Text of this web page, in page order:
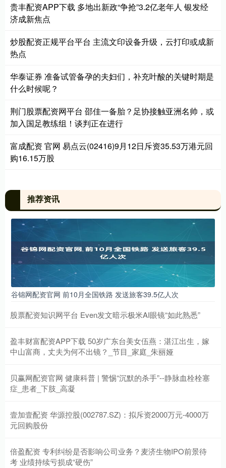
贵丰配资APP下载 多地出新政“争抢”3.2亿老年人 银发经
济成新焦点
炒股配资正规平台平台 主流文印设备升级，云打印或成新
热点
华泰证券 准备试管备孕的夫妇们，补充叶酸的关键时期是
什么时候呢？
荆门股票配资网平台 邵佳一备胎？足协接触亚洲名帅，或
加入国足教练组！谈判正在进行
富成配资 官网 易点云(02416)9月12日斥资35.53万港元回
购16.15万股
推荐资讯
谷锦网配资官网 前10月全国铁路 发送旅客39.5亿人次
股票配资知识网平台 Even发文暗示极米AI眼镜“如此熟悉”
盈丰财富配资APP下载 50岁广东台美女伍燕：湛江出生，嫁
中山富商，丈夫为何不出镜？_节目_家庭_朱丽娅
贝赢网配资官网 健康科普 | 警惕“沉默的杀手”--静脉血栓栓塞
症_患者_下肢_高凝
壹加壹配资 华源控股(002787.SZ)：拟斥资2000万元-4000万
元回购股份
倍盈配资 专利纠纷是否影响公司业务？麦济生物IPO前景待
考 业绩持续亏损成“硬伤”